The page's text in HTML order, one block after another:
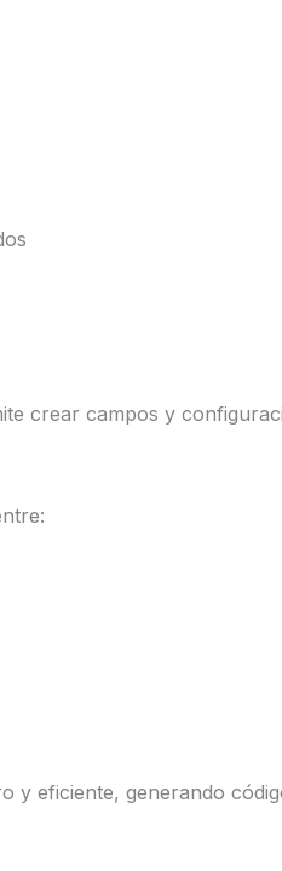
crear campos y
y eficiente, generando